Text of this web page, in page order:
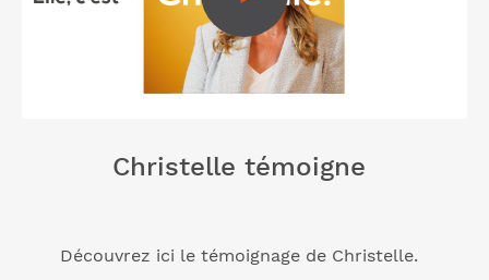
Christelle témoigne
Découvrez ici le témoignage de Christelle.